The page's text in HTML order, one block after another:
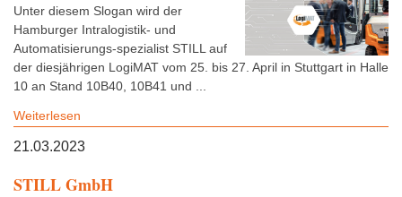
Unter diesem Slogan wird der
Hamburger Intralogistik- und
Automatisierungs-spezialist STILL auf
der diesjährigen LogiMAT vom 25. bis 27. April in Stuttgart in Halle
10 an Stand 10B40, 10B41 und ...
Weiterlesen
21.03.2023
STILL GmbH